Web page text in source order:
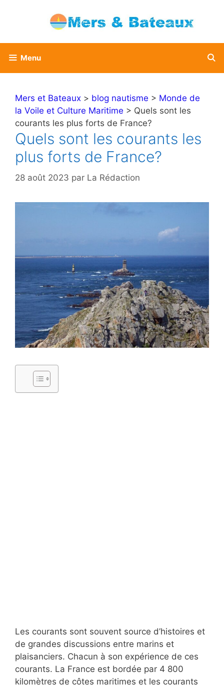
Menu
Mers et Bateaux > blog nautisme > Monde de
la Voile et Culture Maritime > Quels sont les
courants les plus forts de France?
Quels sont les courants les
plus forts de France?
28 août 2023 par La Rédaction
Les courants sont souvent source d’histoires et
de grandes discussions entre marins et
plaisanciers. Chacun à son expérience de ces
courants. La France est bordée par 4 800
kilomètres de côtes maritimes et les courants